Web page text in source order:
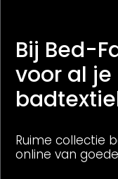
Bij Bed-
voor al
Ruime collectie
online van